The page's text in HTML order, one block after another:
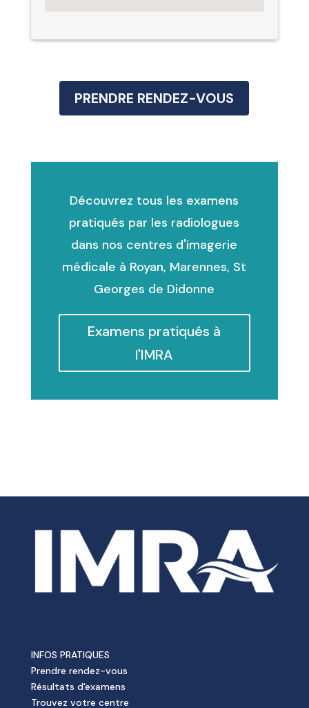
PRENDRE RENDEZ-VOUS
Découvrez tous les examens
pratiqués par les radiologues
dans nos centres d'imagerie
médicale à Royan, Marennes, St
Georges de Didonne
Examens pratiqués à
l'IMRA
INFOS PRATIQUES
Prendre rendez-vous
Résultats d'examens
Trouvez votre centre